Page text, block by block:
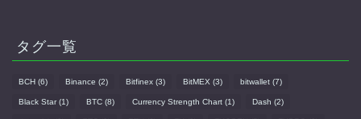
タグ一覧
BCH (6) Binance (2) Bitfinex (3) BitMEX (3) bitwallet (7)
Black Star(1) BTC (8) Currency Strength Chart (1) Dash (2)